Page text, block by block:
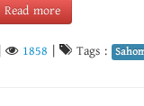
Read more
| 1858 | Tags :